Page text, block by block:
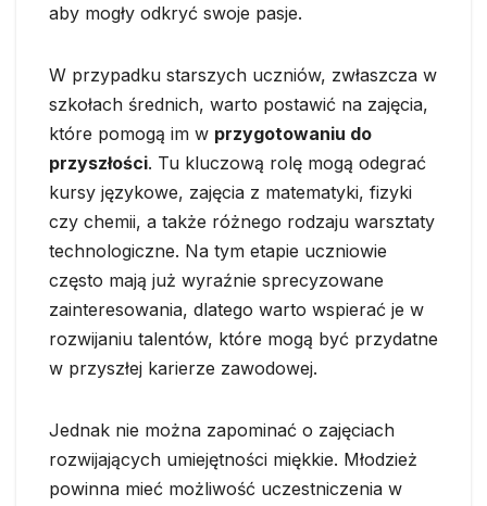
aby mogły odkryć swoje pasje.
W przypadku starszych uczniów, zwłaszcza w
szkołach średnich, warto postawić na zajęcia,
które pomogą im w przygotowaniu do
przyszłości. Tu kluczową rolę mogą odegrać
kursy językowe, zajęcia z matematyki, fizyki
czy chemii, a także różnego rodzaju warsztaty
technologiczne. Na tym etapie uczniowie
często mają już wyraźnie sprecyzowane
zainteresowania, dlatego warto wspierać je w
rozwijaniu talentów, które mogą być przydatne
w przyszłej karierze zawodowej.
Jednak nie można zapominać o zajęciach
rozwijających umiejętności miękkie. Młodzież
powinna mieć możliwość uczestniczenia w